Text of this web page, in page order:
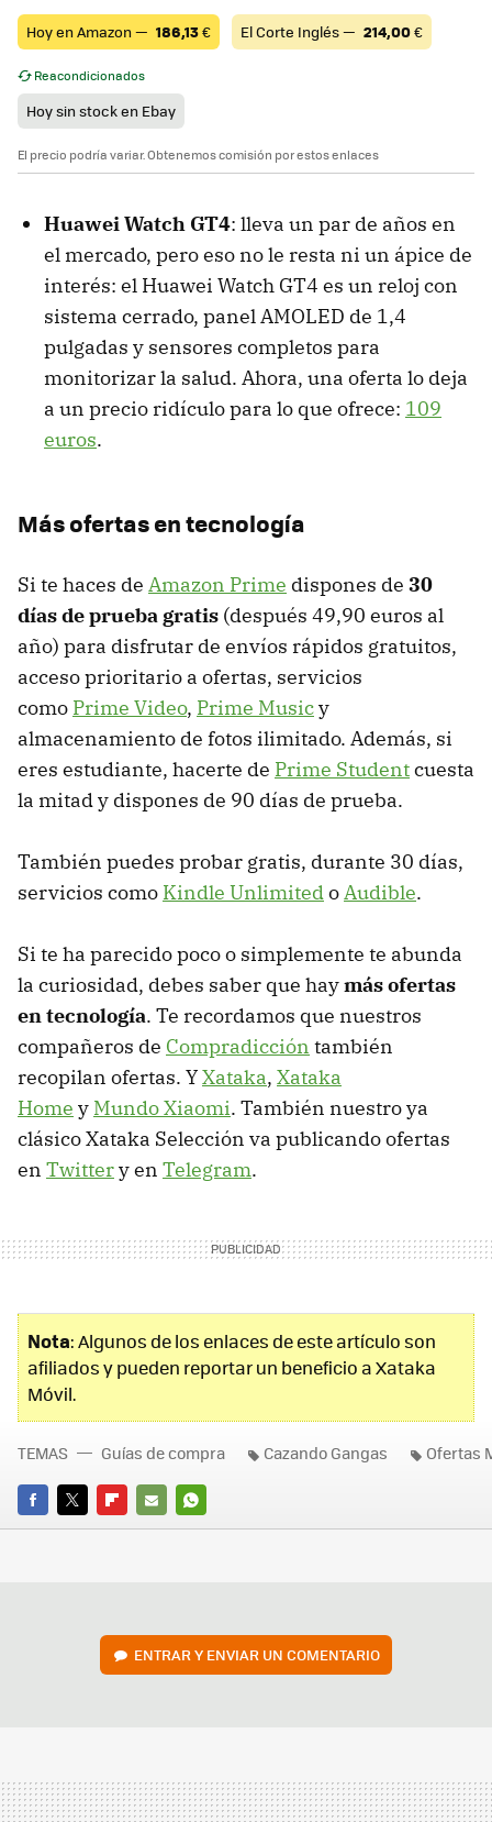
Hoy en Amazon — 186,13€ El Corte Inglés — 214,00€
Reacondicionados
Hoy sin stock en Ebay
El precio podría variar. Obtenemos comisión por estos enlaces
Huawei Watch GT4: lleva un par de años en
el mercado, pero eso no le resta ni un ápice de
interés: el Huawei Watch GT4 es un reloj con
sistema cerrado, panel AMOLED de 1,4
pulgadas y sensores completos para
monitorizar la salud. Ahora, una oferta lo deja
a un precio ridículo para lo que ofrece: 109
euros.
Más ofertas en tecnología
Si te haces de Amazon Prime dispones de 30
días de prueba gratis (después 49,90 euros al
año) para disfrutar de envíos rápidos gratuitos,
acceso prioritario a ofertas, servicios
como Prime Video, Prime Musicy
almacenamiento de fotos ilimitado. Además, si
eres estudiante, hacerte de Prime Studentcuesta
la mitad y dispones de 90 días de prueba.
También puedes probar gratis, durante 30 días,
servicios como Kindle UnlimitedoAudible.
Si te ha parecido poco o simplemente te abunda
la curiosidad, debes saber que haymás ofertas
en tecnología. Te recordamos que nuestros
compañeros de Compradicción también
recopilan ofertas. YXataka, Xataka
Home y Mundo Xiaomi. También nuestro ya
clásico Xataka Selección va publicando ofertas
en Twittery en Telegram.
Nota: Algunos de los enlaces de este artículo son
afiliados y pueden reportar un beneficio a Xataka
Móvil.
FACEBOOK
TWITTERFLIPBOARD
E-
WHATSAPP
TEMAS Guías de compra Cazando Gangas Ofertas
ENTRAR Y ENVIAR UN COMENTARIO